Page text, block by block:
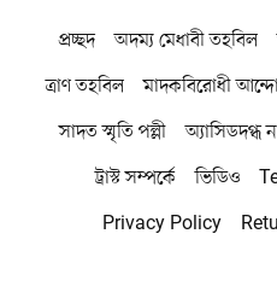
প্রচ্ছদ অদম্য মেধাবী তহবিল
ত্রাণ তহবিল
মাদকবিরোধী
সাদত স্মৃতি পল্লী
অ্যাসিডদগ্ধ
ট্রাস্ট সম্পর্কে
ভিডিও
Privacy Policy